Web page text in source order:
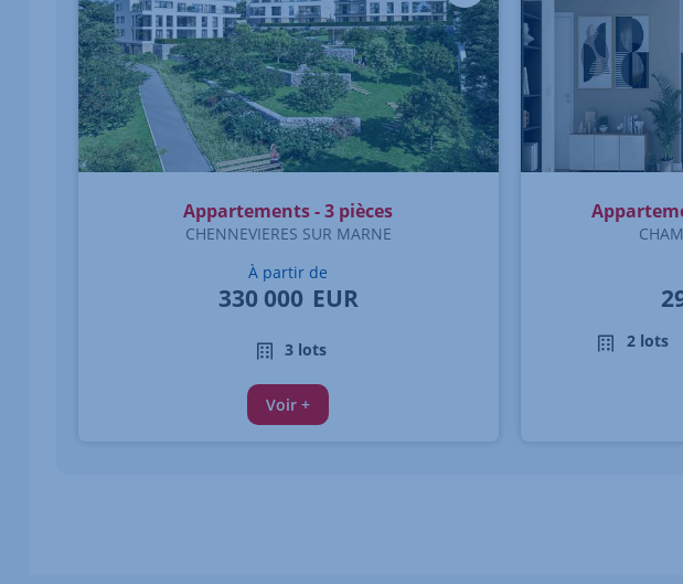
Appartements - 3 pièces
CHENNEVIERES SUR MARNE
À partir de
330 000 EUR
3 lots
Voir +
2 lots